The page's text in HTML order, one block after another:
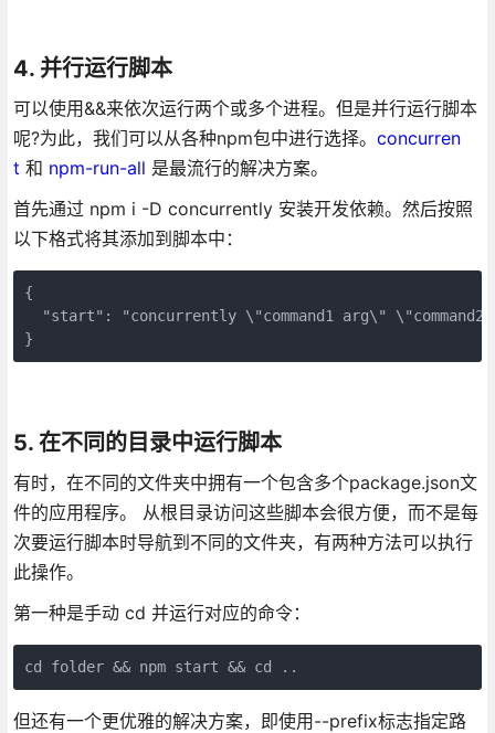
4. 并行运行脚本
可以使用&&来依次运行两个或多个进程。但是并行运行脚本
呢?为此，我们可以从各种npm包中进行选择。 concurren
t 和 npm-run-all 是最流行的解决方案。
首先通过 npm i -D concurrently 安装开发依赖。然后按照
以下格式将其添加到脚本中：
{
"start": "concurrently \"command1 arg\" \"command2
}
5. 在不同的目录中运行脚本
有时，在不同的文件夹中拥有一个包含多个package.json文
件的应用程序。 从根目录访问这些脚本会很方便，而不是每
次要运行脚本时导航到不同的文件夹，有两种方法可以执行
此操作。
第一种是手动 cd 并运行对应的命令：
但还有一个更优雅的解决方案，即使用--prefix标志指定路